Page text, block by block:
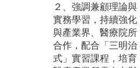
２、強調兼顧理論與
實務學習，持續強化
與產業界、醫療院所
合作，配合「三明治
式」實習課程，培育